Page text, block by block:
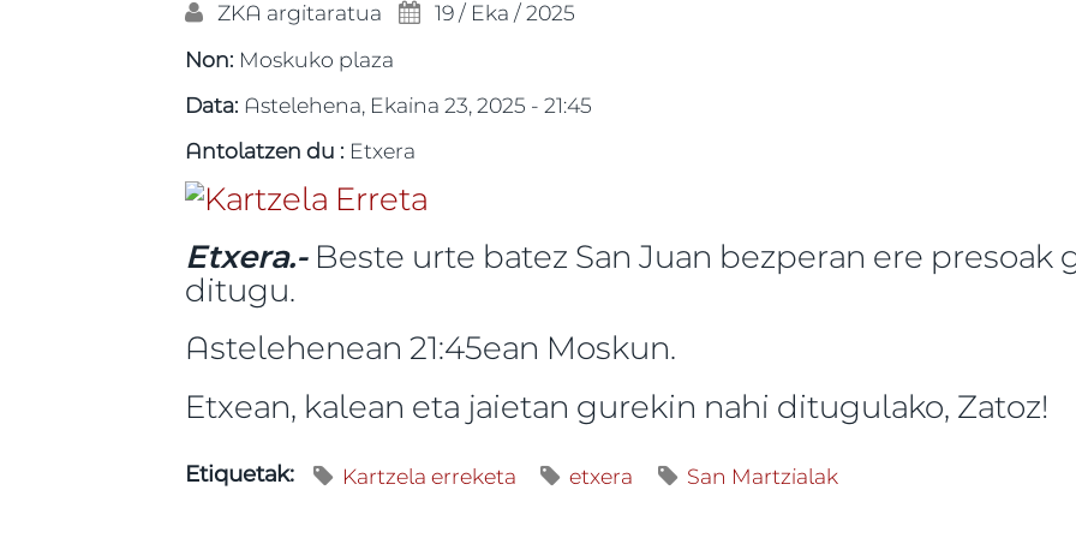
ZKA argitaratua
19 / Eka / 2025
Non: Moskuko plaza
Data: Astelehena, Ekaina 23, 2025 - 21:45
Antolatzen du : Etxera
Etxera.-Beste urte batez San Juan bezperan ere presoak
ditugu.
Astelehenean 21:45ean Moskun.
Etxean, kalean eta jaietan gurekin nahi ditugulako, Zatoz!
Etiquetak: Kartzela erreketa etxera San Martzialak